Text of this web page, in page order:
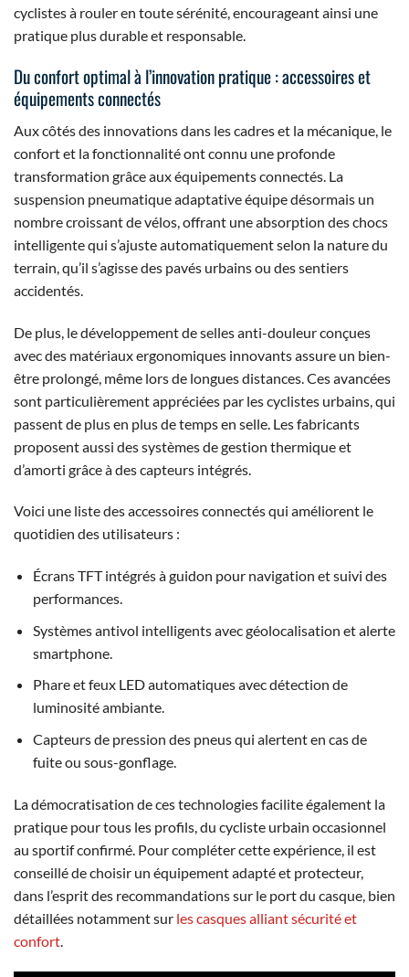
cyclistes à rouler en toute sérénité, encourageant ainsi une
pratique plus durable et responsable.
Du confort optimal à l’innovation pratique : accessoires et
équipements connectés
Aux côtés des innovations dans les cadres et la mécanique, le
confort et la fonctionnalité ont connu une profonde
transformation grâce aux équipements connectés. La
suspension pneumatique adaptative équipe désormais un
nombre croissant de vélos, offrant une absorption des chocs
intelligente qui s’ajuste automatiquement selon la nature du
terrain, qu’il s’agisse des pavés urbains ou des sentiers
accidentés.
De plus, le développement de selles anti-douleur conçues
avec des matériaux ergonomiques innovants assure un bien-
être prolongé, même lors de longues distances. Ces avancées
sont particulièrement appréciées par les cyclistes urbains, qui
passent de plus en plus de temps en selle. Les fabricants
proposent aussi des systèmes de gestion thermique et
d’amorti grâce à des capteurs intégrés.
Voici une liste des accessoires connectés qui améliorent le
quotidien des utilisateurs :
Écrans TFT intégrés à guidon pour navigation et suivi des
performances.
Systèmes antivol intelligents avec géolocalisation et alerte
smartphone.
Phare et feux LED automatiques avec détection de
luminosité ambiante.
Capteurs de pression des pneus qui alertent en cas de
fuite ou sous-gonflage.
La démocratisation de ces technologies facilite également la
pratique pour tous les profils, du cycliste urbain occasionnel
au sportif confirmé. Pour compléter cette expérience, il est
conseillé de choisir un équipement adapté et protecteur,
dans l’esprit des recommandations sur le port du casque, bien
détaillées notamment sur les casques alliant sécurité et
confort